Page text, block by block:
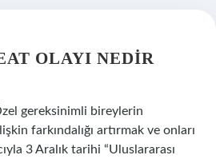
OLAYI NEDIR
gereksinimli bireylerin
farkındalığı artırmak ve onları
3 Aralık tarihi “Uluslararası